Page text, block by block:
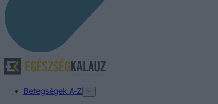
Betegségek A-Z